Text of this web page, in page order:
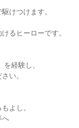
けつけます。
るヒーローです。
経験し、
い。
よし。
へ